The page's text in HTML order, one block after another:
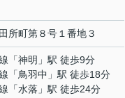
田所町第８号１番地３
「神明 」駅 徒歩9分
「鳥羽中 」駅 徒歩18分
「水落 」駅 徒歩24分